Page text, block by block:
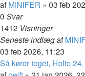
afMINIFER » 03 feb
0 Svar
1412 Visninger
Seneste indlægaf
03 feb 2026, 11:23
Så kører toget, Holte